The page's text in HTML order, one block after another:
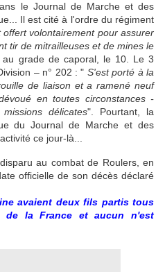
le Journal de Marche et des
Il est cité à l'ordre du régiment
offert volontairement pour assurer
tir de mitrailleuses et de mines le
grade de caporal, le 10. Le 3
– n° 202 : " S'est porté à la
de liaison et a ramené neuf
en toutes circonstances -
délicates". Pourtant, la
du Journal de Marche et des
ce jour-là...
au combat de Roulers, en
officielle de son décès déclaré
avaient deux fils partis tous
de la France et aucun n'est